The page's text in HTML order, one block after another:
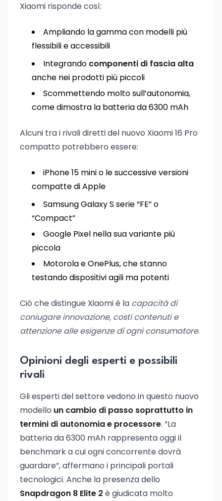
Xiaomi risponde così:
Ampliando la gamma con modelli più
flessibili e accessibili
Integrando componenti di fascia alta
anche nei prodotti più piccoli
Scommettendo molto sull’autonomia,
come dimostra la batteria da 6300 mAh
Alcuni tra i rivali diretti del nuovo Xiaomi 16 Pro
compatto potrebbero essere:
iPhone 15 mini o le successive versioni
compatte di Apple
Samsung Galaxy S serie “FE” o
“Compact”
Google Pixel nella sua variante più
piccola
Motorola e OnePlus, che stanno
testando dispositivi agili ma potenti
Ciò che distingue Xiaomi è la capacità di
coniugare innovazione, costi contenuti e
attenzione alle esigenze di ogni consumatore.
Opinioni degli esperti e possibili
rivali
Gli esperti del settore vedono in questo nuovo
modello un cambio di passo soprattutto in
termini di autonomia e processore. “La
batteria da 6300 mAh rappresenta oggi il
benchmark a cui ogni concorrente dovrà
guardare”, affermano i principali portali
tecnologici. Anche la presenza dello
Snapdragon 8 Elite 2 è giudicata molto